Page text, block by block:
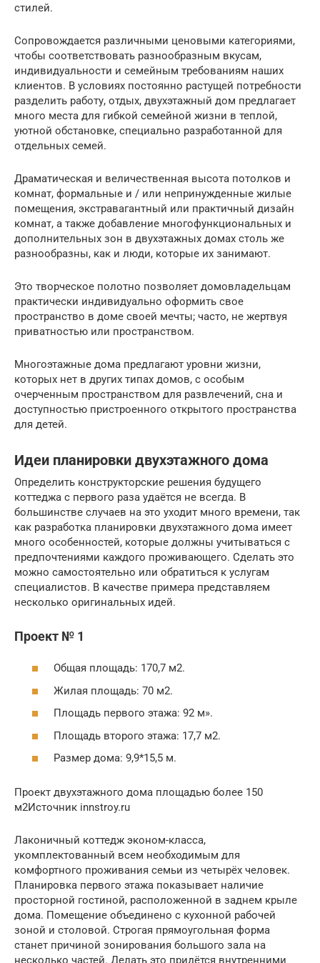
стилей.
Сопровождается различными ценовыми категориями,
чтобы соответствовать разнообразным вкусам,
индивидуальности и семейным требованиям наших
клиентов. В условиях постоянно растущей потребности
разделить работу, отдых, двухэтажный дом предлагает
много места для гибкой семейной жизни в теплой,
уютной обстановке, специально разработанной для
отдельных семей.
Драматическая и величественная высота потолков и
комнат, формальные и / или непринужденные жилые
помещения, экстравагантный или практичный дизайн
комнат, а также добавление многофункциональных и
дополнительных зон в двухэтажных домах столь же
разнообразны, как и люди, которые их занимают.
Это творческое полотно позволяет домовладельцам
практически индивидуально оформить свое
пространство в доме своей мечты; часто, не жертвуя
приватностью или пространством.
Многоэтажные дома предлагают уровни жизни,
которых нет в других типах домов, с особым
очерченным пространством для развлечений, сна и
доступностью пристроенного открытого пространства
для детей.
Идеи планировки двухэтажного дома
Определить конструкторские решения будущего
коттеджа с первого раза удаётся не всегда. В
большинстве случаев на это уходит много времени, так
как разработка планировки двухэтажного дома имеет
много особенностей, которые должны учитываться с
предпочтениями каждого проживающего. Сделать это
можно самостоятельно или обратиться к услугам
специалистов. В качестве примера представляем
несколько оригинальных идей.
Проект № 1
Общая площадь: 170,7 м2.
Жилая площадь: 70 м2.
Площадь первого этажа: 92 м».
Площадь второго этажа: 17,7 м2.
Размер дома: 9,9*15,5 м.
Проект двухэтажного дома площадью более 150
м2Источник innstroy.ru
Лаконичный коттедж эконом-класса,
укомплектованный всем необходимым для
комфортного проживания семьи из четырёх человек.
Планировка первого этажа показывает наличие
просторной гостиной, расположенной в заднем крыле
дома. Помещение объединено с кухонной рабочей
зоной и столовой. Строгая прямоугольная форма
станет причиной зонирования большого зала на
несколько частей. Делать это придётся внутренними